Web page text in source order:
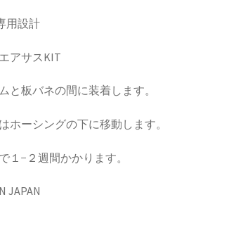
SYSTEM 適合一覧 TRUCK & SUV
用設計
アサスKIT
と板バネの間に装着します。
ホーシングの下に移動します。
１−２週間かかります。
JAPAN